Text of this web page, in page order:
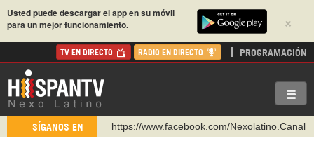
×
Usted puede descargar el app en su móvil
para un mejor funcionamiento.
TV EN DIRECTO RADIO EN DIRECTO PROGRAMACIÓN
SÍGANOS EN https://www.facebook.com/Nexolatino.Canal
https://www.youtube.com/@nexo_latino